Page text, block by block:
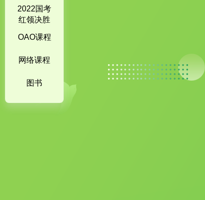
班
2022国考
红领决胜
OAO课程
网络课程
图书